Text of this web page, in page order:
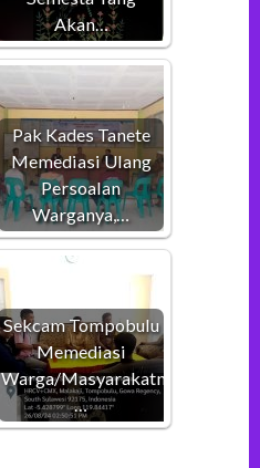
Akan…
Pak Kades Tanete
Memediasi Ulang
Persoalan
Warganya,…
Sekcam Tompobulu
Memediasi
Warga/Masyarakatnya,
…